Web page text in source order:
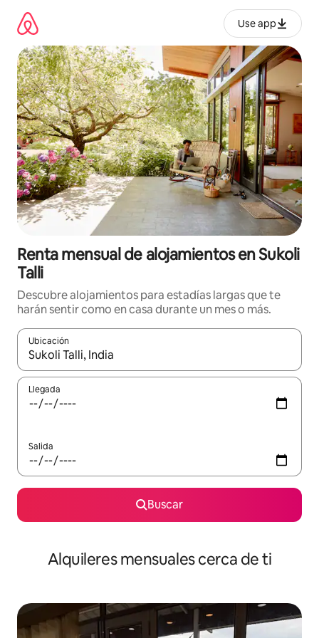
contenido
Use app
Renta mensual de alojamientos en Sukoli
Talli
Descubre alojamientos para estadías largas que te
harán sentir como en casa durante un mes o más.
Ubicación
Cuando los resultados estén disponibles, navega con las
Llegada
Salida
Buscar
Alquileres mensuales cerca de ti